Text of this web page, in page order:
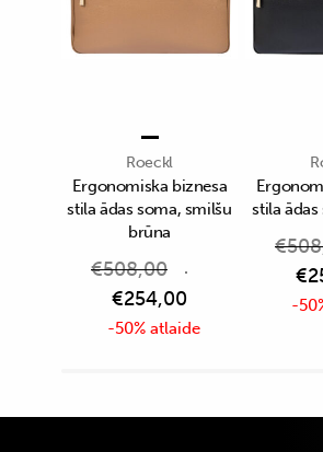
Roeckl
Ergonomiska biznesa
stila ādas soma, smilšu
brūna
€508,00
€254,00
-50% atlaide
stila
€
€
-